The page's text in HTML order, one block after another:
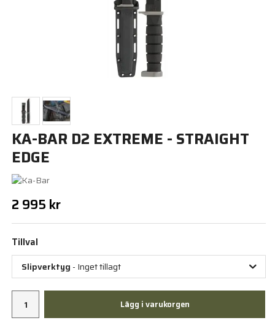
KA-BAR D2 EXTREME - STRAIGHT
EDGE
2 995 kr
Tillval
Slipverktyg - Inget tillagt
Lägg i varukorgen